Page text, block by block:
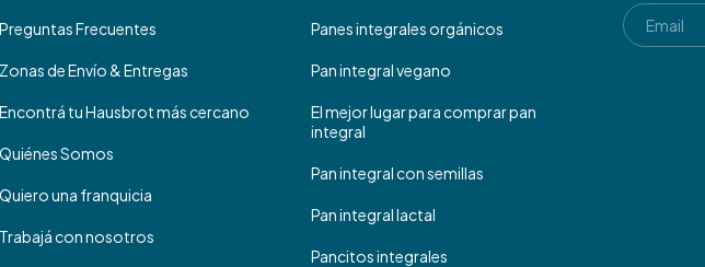
Preguntas Frecuentes
Zonas de Envío & Entregas
Encontrá tu Hausbrot más cercano
Quiénes Somos
Quiero una franquicia
Trabajá con nosotros
Panes integrales orgánicos
Pan integral vegano
El mejor lugar para comprar pan
integral
Pan integral con semillas
Pan integral lactal
Pancitos integrales